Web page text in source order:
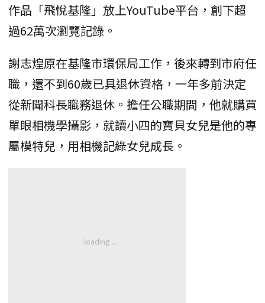
作品「飛悅基隆」放上YouTube平台，創下超
過62萬次瀏覽記錄。
謝志煌原在基隆市環保局工作，後來轉到市府任
職，還不到60歲已具退休資格，一年多前決定
從新聞科長職務退休。擔任公職期間，他就購買
單眼相機學攝影，就讀小四的寶貝女兒是他的專
屬模特兒，用相機記綠女兒成長。